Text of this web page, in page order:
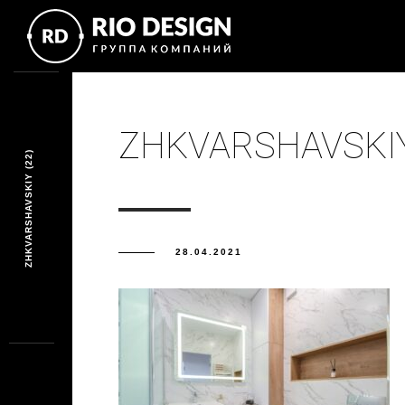
28.04.2021
ZHKVARSHAVSKIY (22)